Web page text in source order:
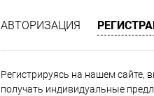
АВТОРИЗАЦИЯ
Регистрируясь на нашем сайте,
получать индивидуальные